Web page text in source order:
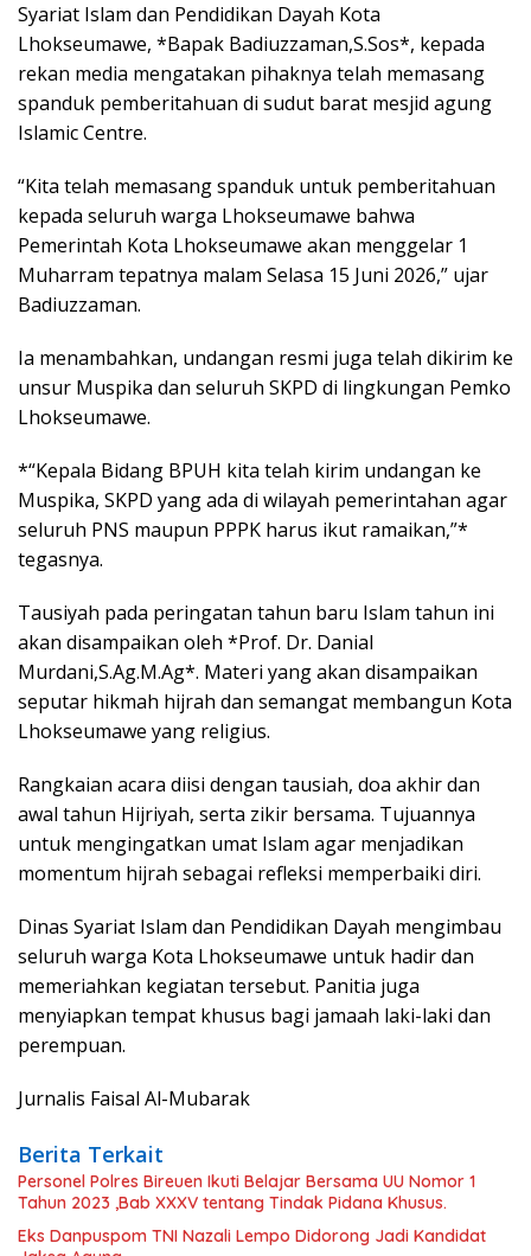
Syariat Islam dan Pendidikan Dayah Kota
Lhokseumawe, *Bapak Badiuzzaman,S.Sos*, kepada
rekan media mengatakan pihaknya telah memasang
spanduk pemberitahuan di sudut barat mesjid agung
Islamic Centre.
“Kita telah memasang spanduk untuk pemberitahuan
kepada seluruh warga Lhokseumawe bahwa
Pemerintah Kota Lhokseumawe akan menggelar 1
Muharram tepatnya malam Selasa 15 Juni 2026,” ujar
Badiuzzaman.
Ia menambahkan, undangan resmi juga telah dikirim ke
unsur Muspika dan seluruh SKPD di lingkungan Pemko
Lhokseumawe.
*“Kepala Bidang BPUH kita telah kirim undangan ke
Muspika, SKPD yang ada di wilayah pemerintahan agar
seluruh PNS maupun PPPK harus ikut ramaikan,”*
tegasnya.
Tausiyah pada peringatan tahun baru Islam tahun ini
akan disampaikan oleh *Prof. Dr. Danial
Murdani,S.Ag.M.Ag*. Materi yang akan disampaikan
seputar hikmah hijrah dan semangat membangun Kota
Lhokseumawe yang religius.
Rangkaian acara diisi dengan tausiah, doa akhir dan
awal tahun Hijriyah, serta zikir bersama. Tujuannya
untuk mengingatkan umat Islam agar menjadikan
momentum hijrah sebagai refleksi memperbaiki diri.
Dinas Syariat Islam dan Pendidikan Dayah mengimbau
seluruh warga Kota Lhokseumawe untuk hadir dan
memeriahkan kegiatan tersebut. Panitia juga
menyiapkan tempat khusus bagi jamaah laki-laki dan
perempuan.
Jurnalis Faisal Al-Mubarak
Berita Terkait
Personel Polres Bireuen Ikuti Belajar Bersama UU Nomor 1
Tahun 2023 ,Bab XXXV tentang Tindak Pidana Khusus.
Eks Danpuspom TNI Nazali Lempo Didorong Jadi Kandidat